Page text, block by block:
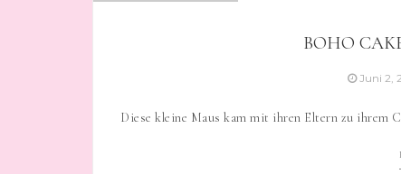
BOHO
Juni 2,
Diese kleine Maus kam mit ihren Eltern zu ihrem